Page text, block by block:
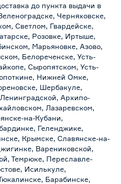
до пункта выдачи в
Черняховске,
Светлом, Гвардейске,
Розовке, Иртыше,
Марьяновке, Азово,
Белореченске, Усть-
Сыропятском, Усть-
Нижней Омке,
Шербакуле,
Архипо-
Лазаревском,
на-Кубани,
Геленджике,
Крымске, Славянске-на-
Варениковской,
Темрюке, Переславле-
Исилькуле,
Барабинске,